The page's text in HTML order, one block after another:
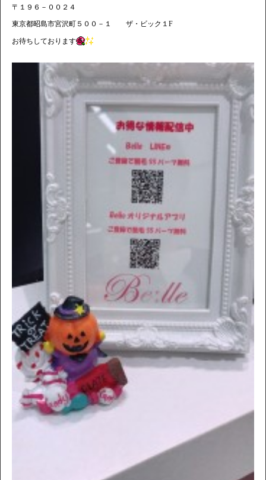
〒１９６－００２４
東京都昭島市宮沢町５００－１ ザ・ビック１F
お待ちしております